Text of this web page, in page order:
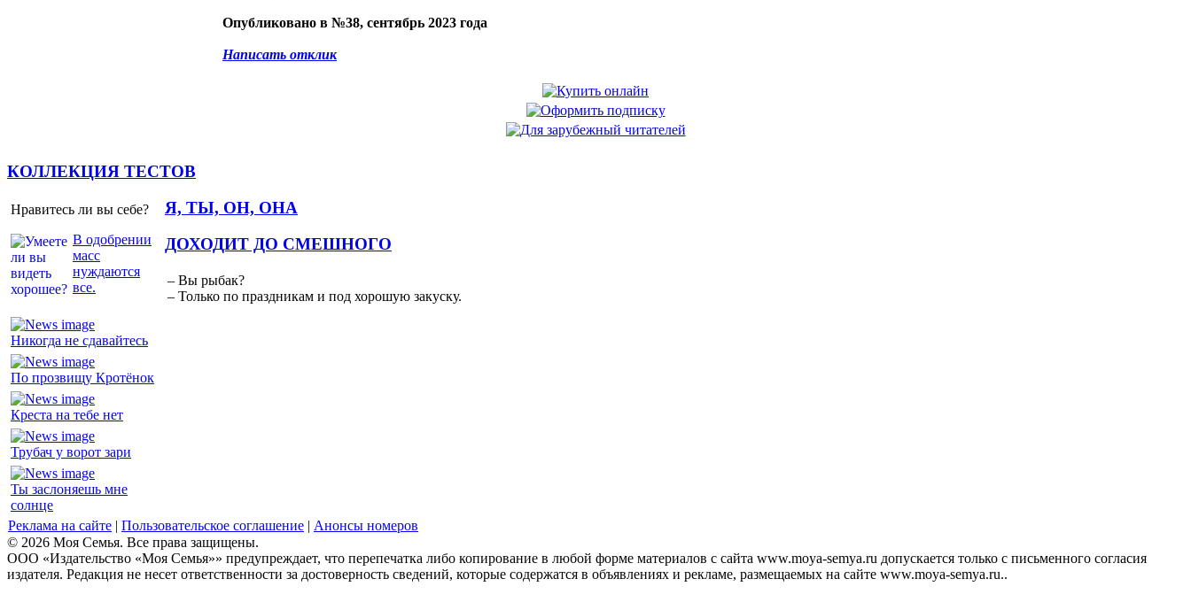
Опубликовано в №38, сентябрь 2023 года
Написать отклик
КОЛЛЕКЦИЯ ТЕСТОВ
Нравитесь ли вы себе?
В одобрении
масс
нуждаются
все.
Я, ТЫ, ОН, ОНА
Никогда не сдавайтесь
По прозвищу Кротёнок
Креста на тебе нет
Трубач у ворот зари
Ты заслоняешь мне
солнце
ДОХОДИТ ДО СМЕШНОГО
– Вы рыбак?
– Только по праздникам и под хорошую закуску.
Реклама на сайте | Пользовательское соглашение | Анонсы номеров
© 2026 Моя Семья. Все права защищены.
ООО «Издательство «Моя Семья»» предупреждает, что перепечатка либо копирование в любой форме материалов с сайта www.moya-semya.ru допускается только с письменного согласия
издателя. Редакция не несет ответственности за достоверность сведений, которые содержатся в объявлениях и рекламе, размещаемых на сайте www.moya-semya.ru..